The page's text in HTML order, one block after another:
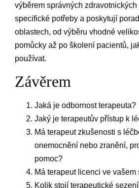
výběrem správných
specifické potřeby a poskytují
oblastech, od výběru vhodné
pomůcky až po školení pacientů,
používat.
Závěrem
Jaká je odbornost terapeuta?
Jaký je terapeutův přístup k
Má terapeut zkušenosti s
onemocnění nebo zranění,
pomoc?
Má terapeut licenci ve vašem
Kolik stojí terapeutické